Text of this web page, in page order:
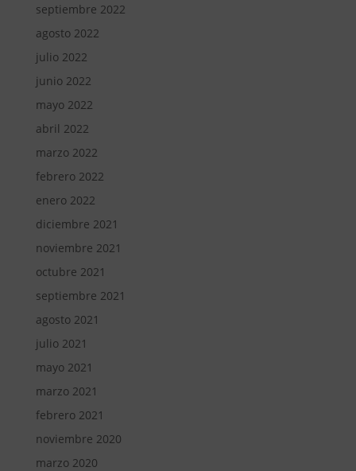
septiembre 2022
agosto 2022
julio 2022
junio 2022
mayo 2022
abril 2022
marzo 2022
febrero 2022
enero 2022
diciembre 2021
noviembre 2021
octubre 2021
septiembre 2021
agosto 2021
julio 2021
mayo 2021
marzo 2021
febrero 2021
noviembre 2020
marzo 2020